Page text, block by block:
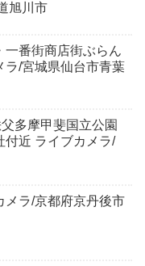
旭川市
一番街商店街ぶらん
ラ/宮城県仙台市青葉
多摩甲斐国立公園
付近 ライブカメラ/
メラ/京都府京丹後市